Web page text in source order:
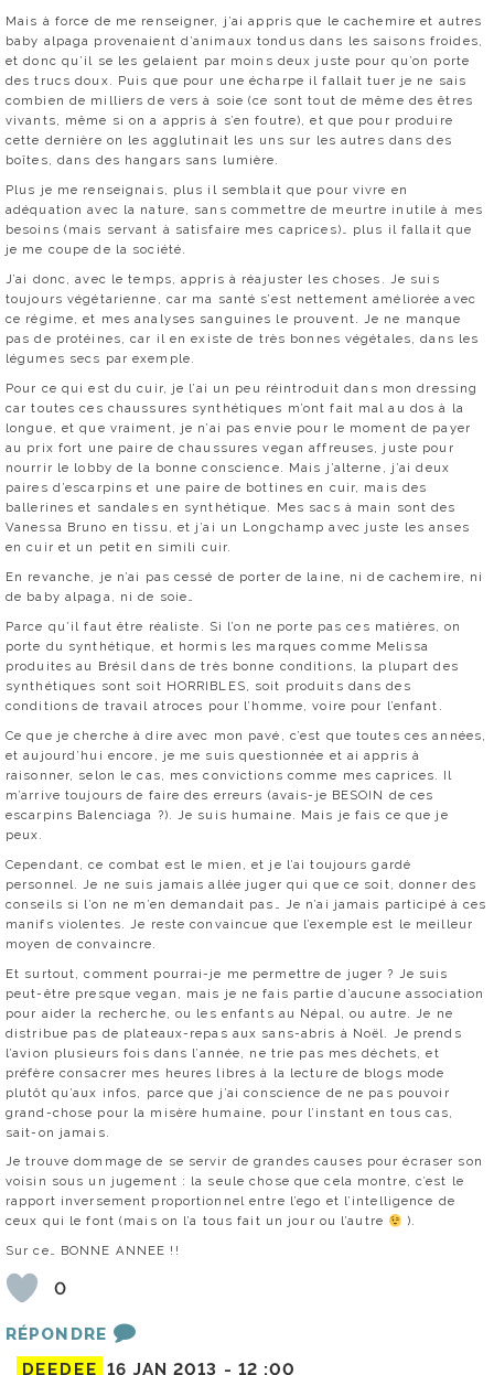
Mais à force de me renseigner, j’ai appris que le cachemire et autres
baby alpaga provenaient d’animaux tondus dans les saisons froides,
et donc qu’il se les gelaient par moins deux juste pour qu’on porte
des trucs doux. Puis que pour une écharpe il fallait tuer je ne sais
combien de milliers de vers à soie (ce sont tout de même des êtres
vivants, même si on a appris à s’en foutre), et que pour produire
cette dernière on les agglutinait les uns sur les autres dans des
boîtes, dans des hangars sans lumière.
Plus je me renseignais, plus il semblait que pour vivre en
adéquation avec la nature, sans commettre de meurtre inutile à mes
besoins (mais servant à satisfaire mes caprices)… plus il fallait que
je me coupe de la société.
J’ai donc, avec le temps, appris à réajuster les choses. Je suis
toujours végétarienne, car ma santé s’est nettement améliorée avec
ce régime, et mes analyses sanguines le prouvent. Je ne manque
pas de protéines, car il en existe de très bonnes végétales, dans les
légumes secs par exemple.
Pour ce qui est du cuir, je l’ai un peu réintroduit dans mon dressing
car toutes ces chaussures synthétiques m’ont fait mal au dos à la
longue, et que vraiment, je n’ai pas envie pour le moment de payer
au prix fort une paire de chaussures vegan affreuses, juste pour
nourrir le lobby de la bonne conscience. Mais j’alterne, j’ai deux
paires d’escarpins et une paire de bottines en cuir, mais des
ballerines et sandales en synthétique. Mes sacs à main sont des
Vanessa Bruno en tissu, et j’ai un Longchamp avec juste les anses
en cuir et un petit en simili cuir.
En revanche, je n’ai pas cessé de porter de laine, ni de cachemire, ni
de baby alpaga, ni de soie…
Parce qu’il faut être réaliste. Si l’on ne porte pas ces matières, on
porte du synthétique, et hormis les marques comme Melissa
produites au Brésil dans de très bonne conditions, la plupart des
synthétiques sont soit HORRIBLES, soit produits dans des
conditions de travail atroces pour l’homme, voire pour l’enfant.
Ce que je cherche à dire avec mon pavé, c’est que toutes ces années,
et aujourd’hui encore, je me suis questionnée et ai appris à
raisonner, selon le cas, mes convictions comme mes caprices. Il
m’arrive toujours de faire des erreurs (avais-je BESOIN de ces
escarpins Balenciaga ?). Je suis humaine. Mais je fais ce que je
peux.
Cependant, ce combat est le mien, et je l’ai toujours gardé
personnel. Je ne suis jamais allée juger qui que ce soit, donner des
conseils si l’on ne m’en demandait pas… Je n’ai jamais participé à ces
manifs violentes. Je reste convaincue que l’exemple est le meilleur
moyen de convaincre.
Et surtout, comment pourrai-je me permettre de juger ? Je suis
peut-être presque vegan, mais je ne fais partie d’aucune association
pour aider la recherche, ou les enfants au Népal, ou autre. Je ne
distribue pas de plateaux-repas aux sans-abris à Noël. Je prends
l’avion plusieurs fois dans l’année, ne trie pas mes déchets, et
préfère consacrer mes heures libres à la lecture de blogs mode
plutôt qu’aux infos, parce que j’ai conscience de ne pas pouvoir
grand-chose pour la misère humaine, pour l’instant en tous cas,
sait-on jamais.
Je trouve dommage de se servir de grandes causes pour écraser son
voisin sous un jugement : la seule chose que cela montre, c’est le
rapport inversement proportionnel entre l’ego et l’intelligence de
ceux qui le font (mais on l’a tous fait un jour ou l’autre
).
Sur ce… BONNE ANNEE !!
0
RÉPONDRE
DEEDEE 16 JAN 2013 - 12 :00